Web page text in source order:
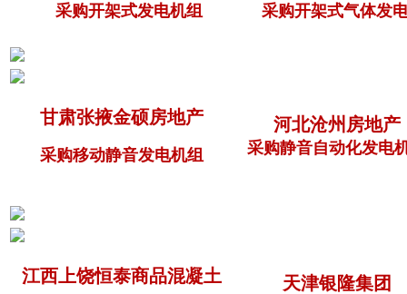
采购开架式发电机组 采购开架式气体发
甘肃张掖金硕房地产
采购移动静音发电机组
河北沧州房地产
采购静音自动化发电
江西上饶恒泰商品混凝土 天津银隆集团